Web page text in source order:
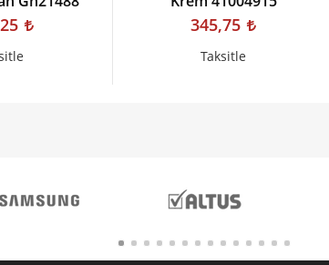
345,75
Taksitle